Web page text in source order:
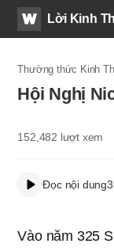
WATVLời Kinh
Thường thức Kinh
Hội Nghị
152,482 lượt xem
Đọc nội dung
Vào năm 325